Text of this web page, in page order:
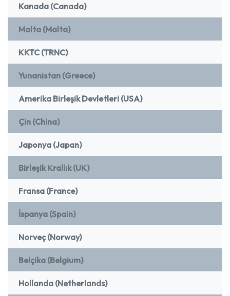
Kanada (Canada)
Malta (Malta)
KKTC (TRNC)
Yunanistan (Greece)
Amerika Birleşik Devletleri (USA)
Çin (China)
Japonya (Japan)
Birleşik Krallık (UK)
Fransa (France)
İspanya (Spain)
Norveç (Norway)
Belçika (Belgium)
Hollanda (Netherlands)